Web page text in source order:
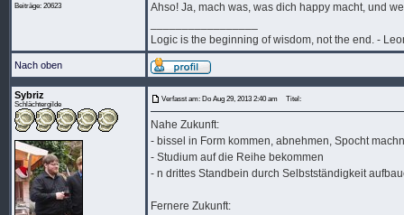
Beiträge: 20623
Ahso! Ja, mach was, was dich happy macht, und
Logic is the beginning of wisdom, not the end. -
Nach oben
Sybriz
Schlächtergilde
Verfasst am: Do Aug 29, 2013 2:40 am Titel:
Nahe Zukunft:
- bissel in Form kommen, abnehmen, Spocht machn
- Studium auf die Reihe bekommen
- n drittes Standbein durch Selbstständigkeit
Fernere Zukunft: